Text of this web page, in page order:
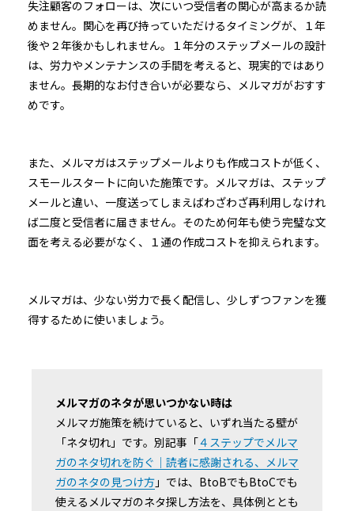
失注顧客のフォローは、次にいつ受信者の関心が高まるか読
めません。関心を再び持っていただけるタイミングが、１年
後や２年後かもしれません。１年分のステップメールの設計
は、労力やメンテナンスの手間を考えると、現実的ではあり
ません。長期的なお付き合いが必要なら、メルマガがおすす
めです。
また、メルマガはステップメールよりも作成コストが低く、
スモールスタートに向いた施策です。メルマガは、ステップ
メールと違い、一度送ってしまえばわざわざ再利用しなけれ
ば二度と受信者に届きません。そのため何年も使う完璧な文
面を考える必要がなく、１通の作成コストを抑えられます。
メルマガは、少ない労力で長く配信し、少しずつファンを獲
得するために使いましょう。
メルマガのネタが思いつかない時は
メルマガ施策を続けていると、いずれ当たる壁が
「ネタ切れ」です。別記事「４ステップでメルマ
ガのネタ切れを防ぐ｜読者に感謝される、メルマ
ガのネタの見つけ方 」では、BtoBでもBtoCでも
使えるメルマガのネタ探し方法を、具体例ととも